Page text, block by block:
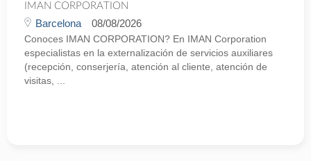
IMAN CORPORATION
Barcelona 08/08/2026
Conoces IMAN CORPORATION? En IMAN Corporation
especialistas en la externalización de servicios auxiliares
(recepción, conserjería, atención al cliente, atención de
visitas, ...